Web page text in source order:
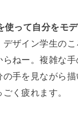
使って自分をモ
ザイン学生の
らねー。複雑な
手を見ながら描
く疲れます。